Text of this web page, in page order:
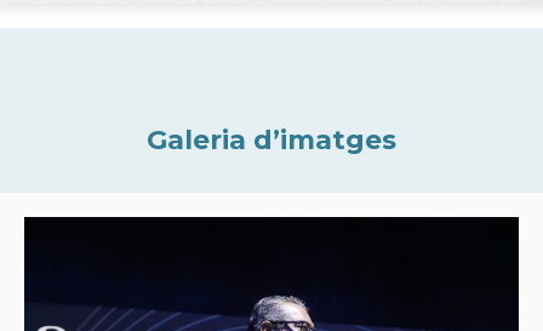
Galeria d’imatges